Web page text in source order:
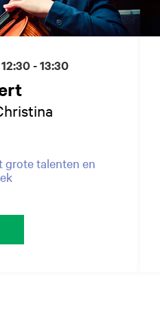
grote talenten en
12:30 - 13:30